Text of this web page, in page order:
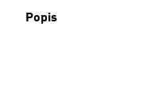
Popis